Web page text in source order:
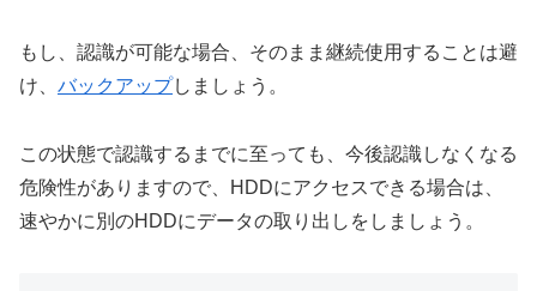
もし、認識が可能な場合、そのまま継続使用することは避
け、 バックアップしましょう。
この状態で認識するまでに至っても、今後認識しなくなる
危険性がありますので、HDDにアクセスできる場合は、
速やかに別のHDDにデータの取り出しをしましょう。